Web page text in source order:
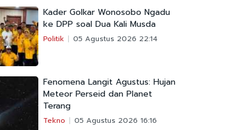
Kader Golkar Wonosobo Ngadu
ke DPP soal Dua Kali Musda
Politik 05 Agustus 2026 22:14
Fenomena Langit Agustus: Hujan
Meteor Perseid dan Planet
Terang
Tekno 05 Agustus 2026 16:16